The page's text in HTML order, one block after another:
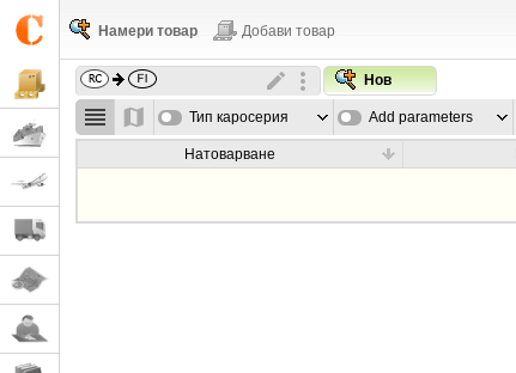
Намери товар Добави товар
Нов
Тип каросерия Add parameters
Натоварване